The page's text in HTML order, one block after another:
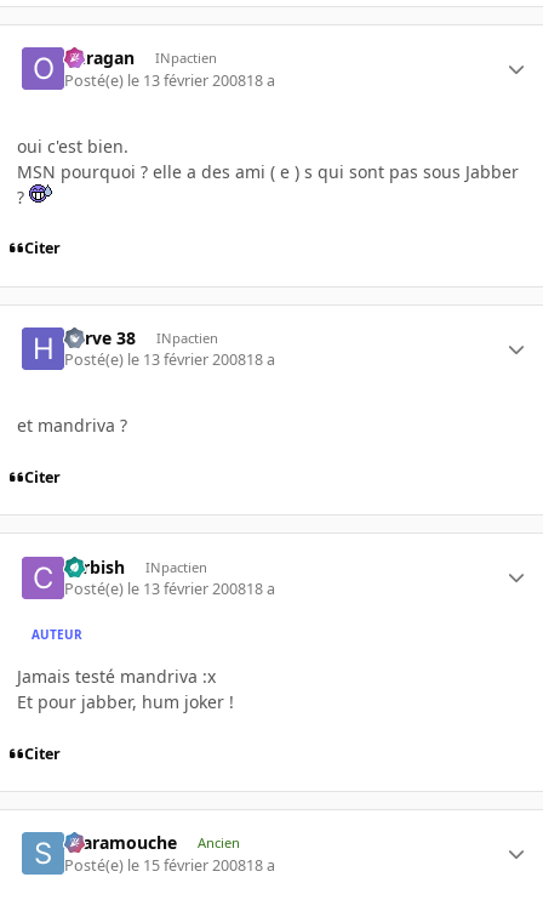
ouragan INpactien
Posté(e) le 13 février 200818 a
oui c'est bien.
MSN pourquoi ? elle a des ami ( e ) s qui sont pas sous Jabber
?
Citer
herve 38 INpactien
Posté(e) le 13 février 200818 a
et mandriva ?
Citer
carbish INpactien
Posté(e) le 13 février 200818 a
AUTEUR
Jamais testé mandriva :x
Et pour jabber, hum joker !
Citer
Scaramouche Ancien
Posté(e) le 15 février 200818 a